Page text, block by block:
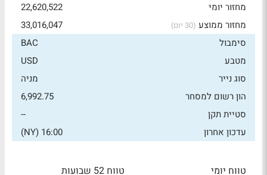
מחזור יומי
22,620,522
מחזור ממוצע (30 יום)
33,016,047
סימבול
BAC
מטבע
USD
סוג נייר
מניה
הון רשום למסחר
6,992.75
סטיית תקן
--
עדכון אחרון
16:00 (NY)
טווח יומי
טווח 52 שבועות